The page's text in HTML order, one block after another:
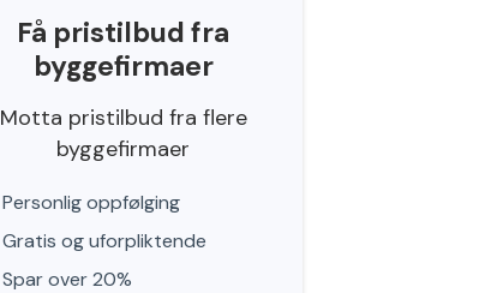
Få pristilbud fra
byggefirmaer
Motta pristilbud fra flere
byggefirmaer
Personlig oppfølging
Gratis og uforpliktende
Spar over 20%